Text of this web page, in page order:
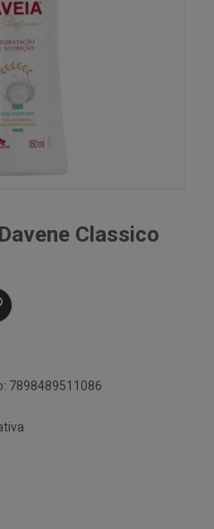
Classico
7898489511086